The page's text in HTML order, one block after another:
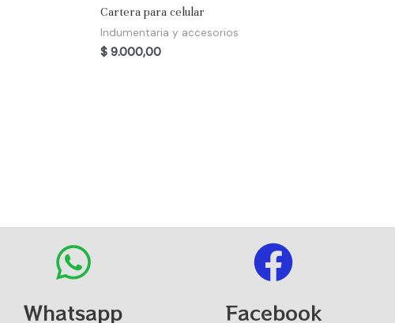
Cartera para celular
Indumentaria y accesorios
$9.000,00
Whatsapp Facebook